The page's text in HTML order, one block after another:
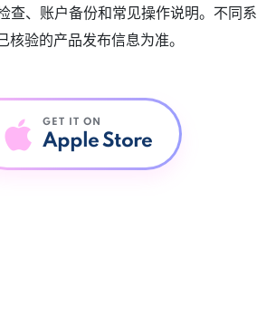
、账户备份和常见操作说明。不同系
验的产品发布信息为准。
GET IT ON
Apple Store